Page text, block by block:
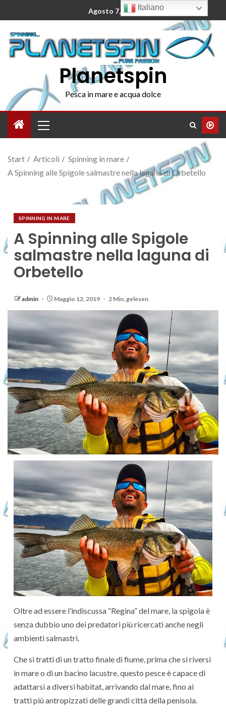
Agosto 7, 2026
Planetspin
Pesca in mare e acqua dolce
Start Articoli
Spinning in mare
A Spinning alle Spigole salmastre nella laguna di Orbetello
SPINNING IN MARE
A Spinning alle Spigole
salmastre nella laguna di
Orbetello
admin Maggio 12, 2019 2 Min. gelesen
Oltre ad essere l’indiscussa “Regina” del mare, la spigola è
senza dubbio uno dei predatori più ricercati anche negli
ambienti salmastri.
Che si tratti di un tratto finale di fiume, prima che si riversi
in mare o di un bacino lacustre, questo pesce è capace di
adattarsi a diversi habitat, arrivando dal mare, fino ai
tratti più antropizzati delle grandi città della penisola.
Italiano